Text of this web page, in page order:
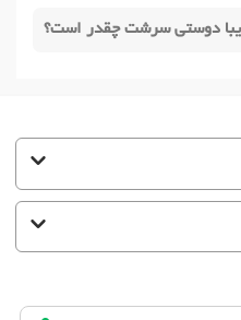
دوستی سرشت چقدر است؟